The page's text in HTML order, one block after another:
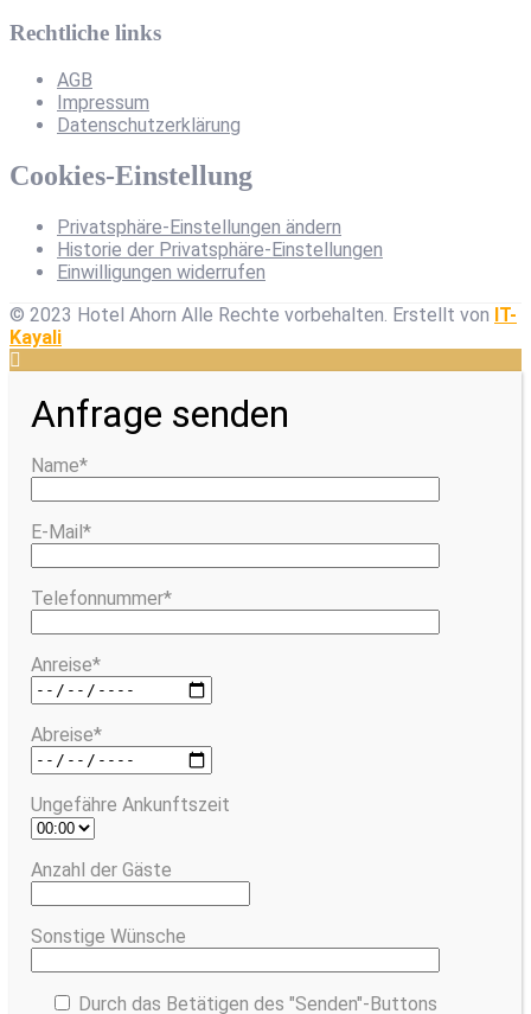
Rechtliche links
AGB
Impressum
Datenschutzerklärung
Cookies-Einstellung
Privatsphäre-Einstellungen ändern
Historie der Privatsphäre-Einstellungen
Einwilligungen widerrufen
© 2023 Hotel Ahorn Alle Rechte vorbehalten. Erstellt von IT-
Kayali
Anfrage senden
Name*
E-Mail*
Telefonnummer*
Anreise*
Abreise*
Ungefähre Ankunftszeit
Anzahl der Gäste
Sonstige Wünsche
Durch das Betätigen des "Senden"-Buttons